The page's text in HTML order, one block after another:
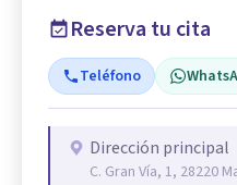
Reserva tu cita
Teléfono
Dirección principal
C. Gran Vía, 1, 28220